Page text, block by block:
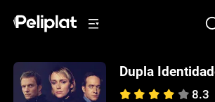
Dupla
8.3